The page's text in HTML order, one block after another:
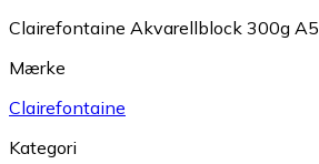
Clairefontaine Akvarellblock 300g A5
Mærke
Clairefontaine
Kategori